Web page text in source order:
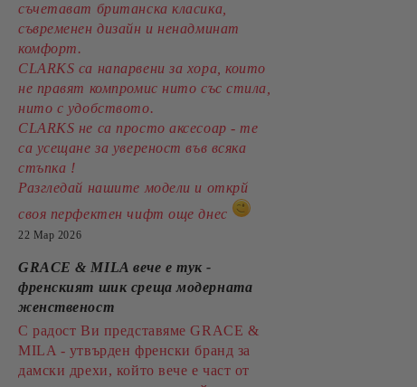
съчетават британска класика,
съвременен дизайн и ненадминат
комфорт.
CLARKS са напарвени за хора, които
не правят компромис нито със стила,
нито с удобството.
CLARKS не са просто аксесоар - те
са усещане за увереност във всяка
стъпка !
Разгледай нашите модели и открй
своя перфектен чифт още днес
22 Мар 2026
GRACE & MILA вече е тук -
френският шик среща модерната
женственост
С радост Ви представяме GRACE &
MILA - утвърден френски бранд за
дамски дрехи, който вече е част от